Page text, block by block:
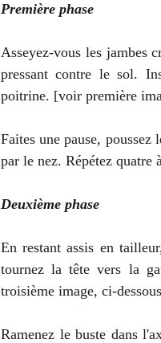
Première phase
Asseyez-vous les jambes
pressant contre le sol.
poitrine. [voir première
Faites une pause,
par le nez. Répétez
Deuxième phase
En restant assis en
tournez la tête vers la
troisième image, ci-
Ramenez le buste dans